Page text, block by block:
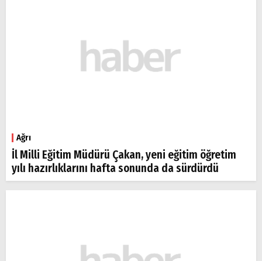
Ağrı
İl Milli Eğitim Müdürü Çakan, yeni eğitim öğretim
yılı hazırlıklarını hafta sonunda da sürdürdü